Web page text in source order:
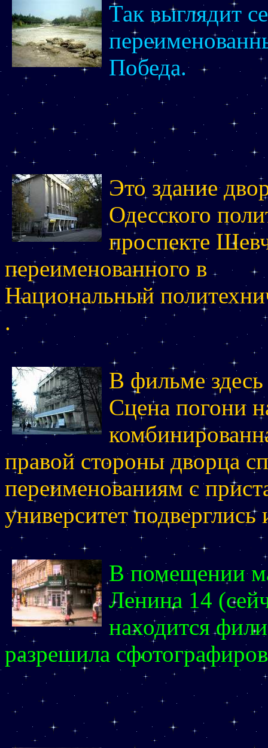
Так выглядит
Победа.
Это здание
Одесского
проспекте
переименованного в
Национальный
.
В фильме
Сцена погони
правой стороны дворца
переименованиям с
университет
В помещении
Ленина 14
находится
разрешила